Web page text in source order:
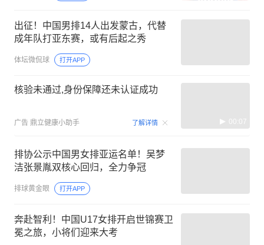
出征！中国男排14人出发蒙古，代替
成年队打亚东赛，或有后起之秀
体坛微侃球 打开APP
核验未通过,身份保障还未认证成功
广告 鼎立健康小助手 了解详情 00:07
排协公示中国男女排亚运名单！吴梦
洁张景胤双核心回归，全力争冠
排球黄金眼 打开APP
奔赴智利！中国U17女排开启世锦赛卫
冕之旅，小将们迎来大考